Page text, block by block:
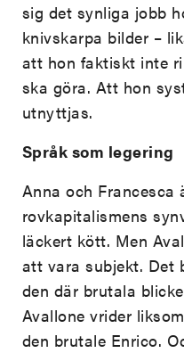
sig det synliga jobb
knivskarpa bilder –
att hon faktiskt inte
ska göra. Att hon
utnyttjas.
Språk som legering
Anna och Francesca
rovkapitalismens
läckert kött. Men
att vara subjekt. Det
den där brutala
Avallone vrider
den brutale Enrico.